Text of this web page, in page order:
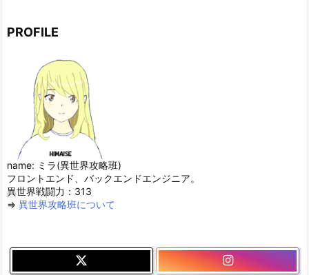
PROFILE
name: ミラ(異世界攻略班)
フロントエンド、バックエンドエンジニア。
異世界戦闘力：313
⇒ 異世界攻略班について